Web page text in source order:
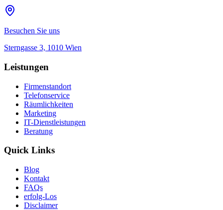
Besuchen Sie uns
Sterngasse 3, 1010 Wien
Leistungen
Firmenstandort
Telefonservice
Räumlichkeiten
Marketing
IT-Dienstleistungen
Beratung
Quick Links
Blog
Kontakt
FAQs
erfolg-Los
Disclaimer